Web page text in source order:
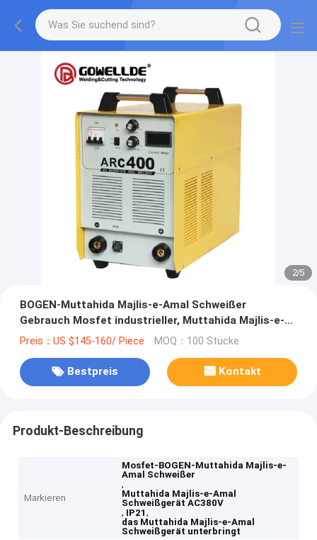
2/5
BOGEN-Muttahida Majlis-e-Amal Schweißer
Gebrauch Mosfet industrieller, Muttahida Majlis-e-
Amal Arc400 Schweißgerät
Preis：US $145-160/ Piece MOQ：100 Stücke
Bestpreis Kontakt
Produkt-Beschreibung
Markieren
Mosfet-BOGEN-Muttahida Majlis-e-
Amal Schweißer
,
Muttahida Majlis-e-Amal
Schweißgerät AC380V
, IP21,
das Muttahida Majlis-e-Amal
Schweißgerät unterbringt